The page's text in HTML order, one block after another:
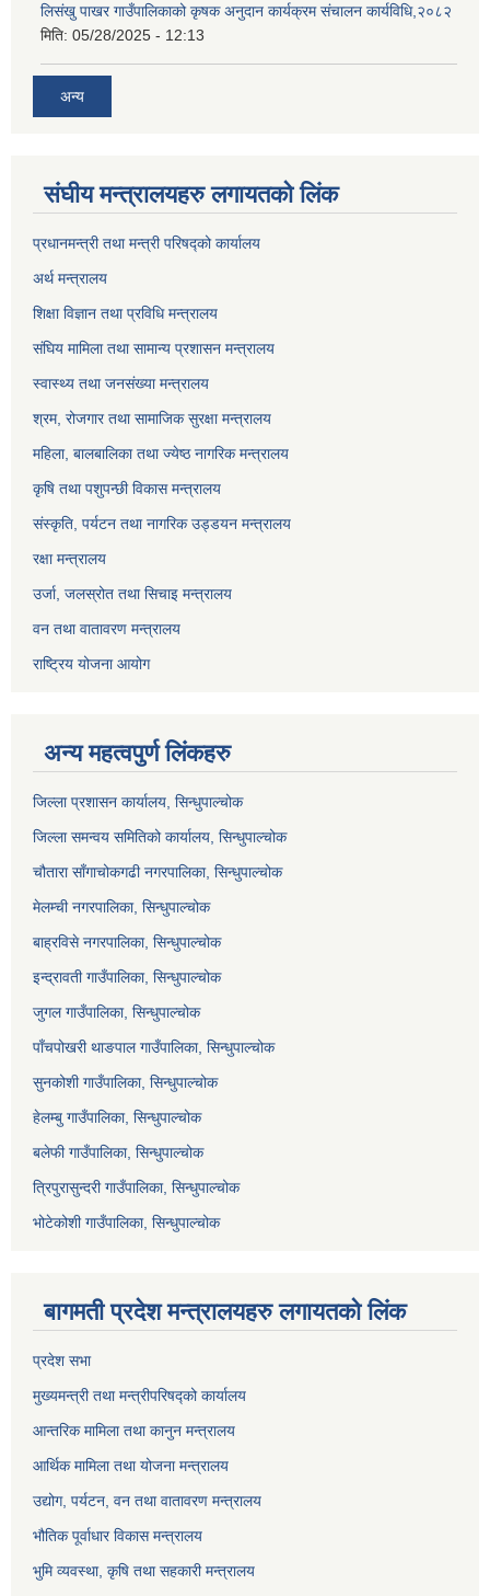
लिसंखु पाखर गाउँपालिकाको कृषक अनुदान कार्यक्रम संचालन कार्यविधि,२०८२
मिति: 05/28/2025 - 12:13
अन्य
संघीय मन्त्रालयहरु लगायतको लिंक
प्रधानमन्त्री तथा मन्त्री परिषद्को कार्यालय
अर्थ मन्त्रालय
शिक्षा विज्ञान तथा प्रविधि मन्त्रालय
संघिय मामिला तथा सामान्य प्रशासन मन्त्रालय
स्वास्थ्य तथा जनसंख्या मन्त्रालय
श्रम, रोजगार तथा सामाजिक सुरक्षा मन्त्रालय
महिला, बालबालिका तथा ज्येष्ठ नागरिक मन्त्रालय
कृषि तथा पशुपन्छी विकास मन्त्रालय
संस्कृति, पर्यटन तथा नागरिक उड्डयन मन्त्रालय
रक्षा मन्त्रालय
उर्जा, जलस्रोत तथा सिचाइ मन्त्रालय
वन तथा वातावरण मन्त्रालय
राष्ट्रिय योजना आयोग
अन्य महत्वपुर्ण लिंकहरु
जिल्ला प्रशासन कार्यालय, सिन्धुपाल्चोक
जिल्ला समन्वय समितिको कार्यालय, सिन्धुपाल्चोक
चौतारा साँगाचोकगढी नगरपालिका, सिन्धुपाल्चोक
मेलम्ची नगरपालिका, सिन्धुपाल्चोक
बाह्रविसे नगरपालिका, सिन्धुपाल्चोक
इन्द्रावती गाउँपालिका, सिन्धुपाल्चोक
जुगल गाउँपालिका, सिन्धुपाल्चोक
पाँचपोखरी थाङपाल गाउँपालिका, सिन्धुपाल्चोक
सुनकोशी गाउँपालिका, सिन्धुपाल्चोक
हेलम्बु गाउँपालिका, सिन्धुपाल्चोक
बलेफी गाउँपालिका, सिन्धुपाल्चोक
त्रिपुरासुन्दरी गाउँपालिका, सिन्धुपाल्चोक
भोटेकोशी गाउँपालिका, सिन्धुपाल्चोक
बागमती प्रदेश मन्त्रालयहरु लगायतको लिंक
प्रदेश सभा
मुख्यमन्त्री तथा मन्त्रीपरिषद्को कार्यालय
आन्तरिक मामिला तथा कानुन मन्त्रालय
आर्थिक मामिला तथा योजना मन्त्रालय
उद्योग, पर्यटन, वन तथा वातावरण मन्त्रालय
भौतिक पूर्वाधार विकास मन्त्रालय
भुमि व्यवस्था, कृषि तथा सहकारी मन्त्रालय